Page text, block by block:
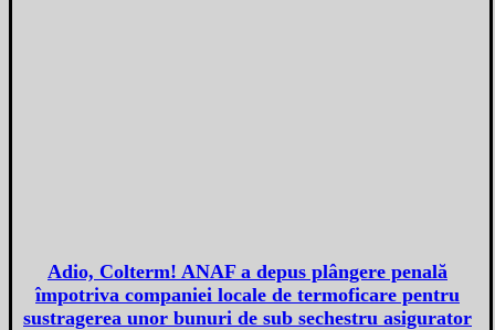
Adio, Colterm! ANAF a depus plângere penală
împotriva companiei locale de termoficare pentru
sustragerea unor bunuri de sub sechestru asigurator